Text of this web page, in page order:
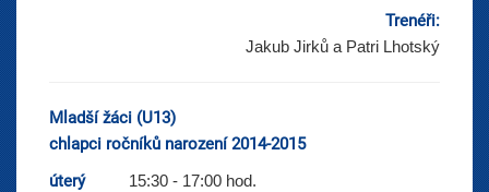
Trenéři:
Jakub Jirků a Patri Lhotský
Mladší žáci (U13)
chlapci ročníků narození 2014-2015
úterý
15:30 - 17:00 hod.